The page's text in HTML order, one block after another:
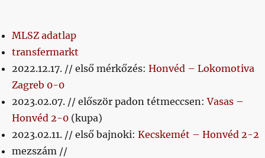
MLSZ adatlap
transfermarkt
2022.12.17. // első mérkőzés: Honvéd – Lokomotiva
Zagreb 0-0
2023.02.07. // először padon tétmeccsen:Vasas –
Honvéd 2-0 (kupa)
2023.02.11. // első bajnoki: Kecskemét – Honvéd 2-2
mezszám //